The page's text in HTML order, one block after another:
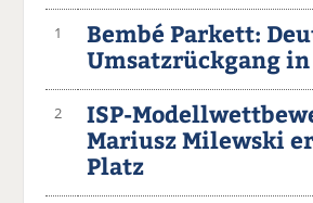
1
Bembé Parkett:
Umsatzrückgang
2
ISP-
Mariusz Milewski
Platz